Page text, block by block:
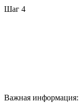
Шаг 4
Важная информация: